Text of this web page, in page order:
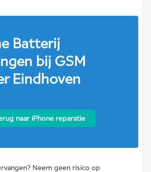
Batterij
bij GSM
Eindhoven
naar iPhone reparatie
Neem geen risico op